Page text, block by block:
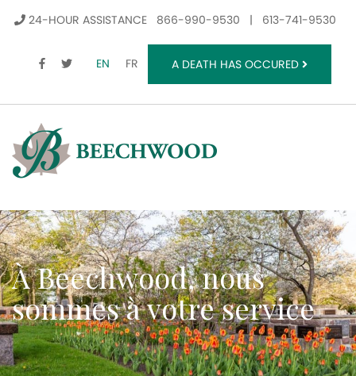
24-HOUR ASSISTANCE 866-990-9530 | 613-741-9530
FACEBOOK
TWITTER
EN FR A DEATH HAS OCCURED
À Beechwood, nous
sommes à votre service